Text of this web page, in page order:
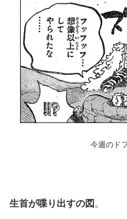
今週のド
生首が喋り出すの図 。